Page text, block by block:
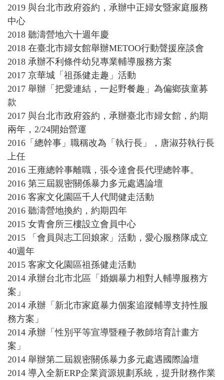
2019 與台北市政府簽約，承辦中正婦女暨家庭服務
中心
2018 聽濤營地六十週年慶
2018 在臺北市婦女館舉辦METOO行動聲援座談會
2018 承辦不利條件幼兒專業輔導服務方案
2017 京華城「祖孫健走趣」活動
2017 舉辦「把愛連結，一起野餐趣」為偏鄉孩童募
款
2017 與台北市政府簽約，承辦臺北市婦女館，約期
兩年，2/24開始營運
2016「總幹事」職稱改為「執行長」，唐淑芬執行長
上任
2016 王雍總幹事離職，張令達會長代理總幹事。
2016 第三屆親密關係暴力多元處遇論壇
2016 客家文化園區千人代間健走活動
2016 聽濤營地換約，約期四年
2015 女青會所三樓設立會員中心
2015 「會員與志工回娘家」活動，愛心服務隊成立
40週年
2015 客家文化園區祖孫健走活動
2014 承辦台北市北區「婚姻暴力相對人輔導服務方
案」
2014 承辦「新北市家庭暴力個案追蹤輔導支持性服
務方案」
2014 承辦「性別平等宣導暨種子教師培育計畫方
案」
2014 舉辦第二屆親密關係暴力多元處遇國際論壇
2014 導入全新ERP企業資源規劃系統，提升財務作業